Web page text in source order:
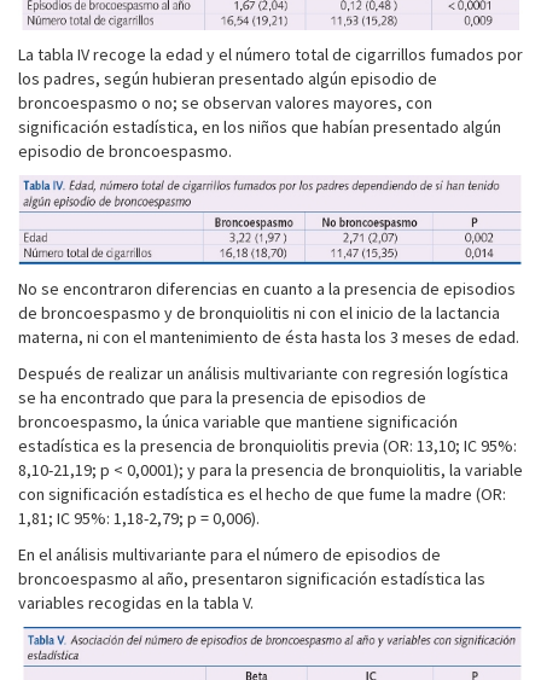
La tabla IV recoge la edad y el número total de cigarrillos fumados por
los padres, según hubieran presentado algún episodio de
broncoespasmo o no; se observan valores mayores, con
significación estadística, en los niños que habían presentado algún
episodio de broncoespasmo.
No se encontraron diferencias en cuanto a la presencia de episodios
de broncoespasmo y de bronquiolitis ni con el inicio de la lactancia
materna, ni con el mantenimiento de ésta hasta los 3 meses de edad.
Después de realizar un análisis multivariante con regresión logística
se ha encontrado que para la presencia de episodios de
broncoespasmo, la única variable que mantiene significación
estadística es la presencia de bronquiolitis previa (OR: 13,10; IC 95%:
8,10-21,19; p < 0,0001); y para la presencia de bronquiolitis, la variable
con significación estadística es el hecho de que fume la madre (OR:
1,81; IC 95%: 1,18-2,79; p = 0,006).
En el análisis multivariante para el número de episodios de
broncoespasmo al año, presentaron significación estadística las
variables recogidas en la tabla V.